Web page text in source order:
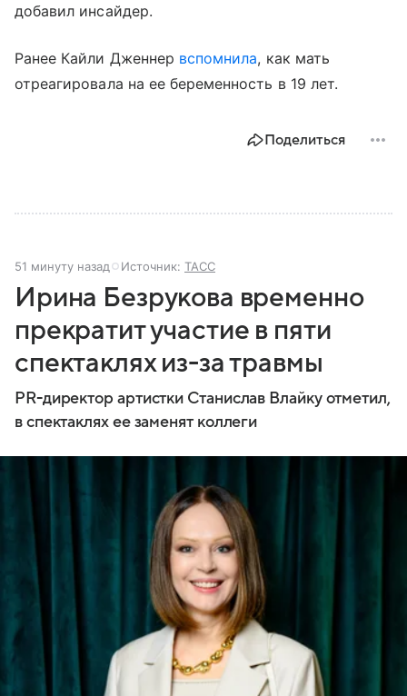
добавил инсайдер.
Ранее Кайли Дженнер вспомнила, как мать
отреагировала на ее беременность в 19 лет.
Поделиться
51 минуту назад Источник: ТАСС
Ирина Безрукова временно
прекратит участие в пяти
спектаклях из-за травмы
PR-директор артистки Станислав Влайку отметил,
в спектаклях ее заменят коллеги